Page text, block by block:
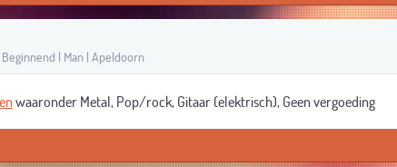
| Man | Apeldoorn
waaronder Metal, Pop/rock, Gitaar (elektrisch), Geen vergoeding